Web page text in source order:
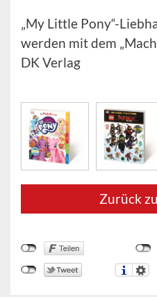
„My Little Pony“-
werden mit dem
DK Verlag
Zurück